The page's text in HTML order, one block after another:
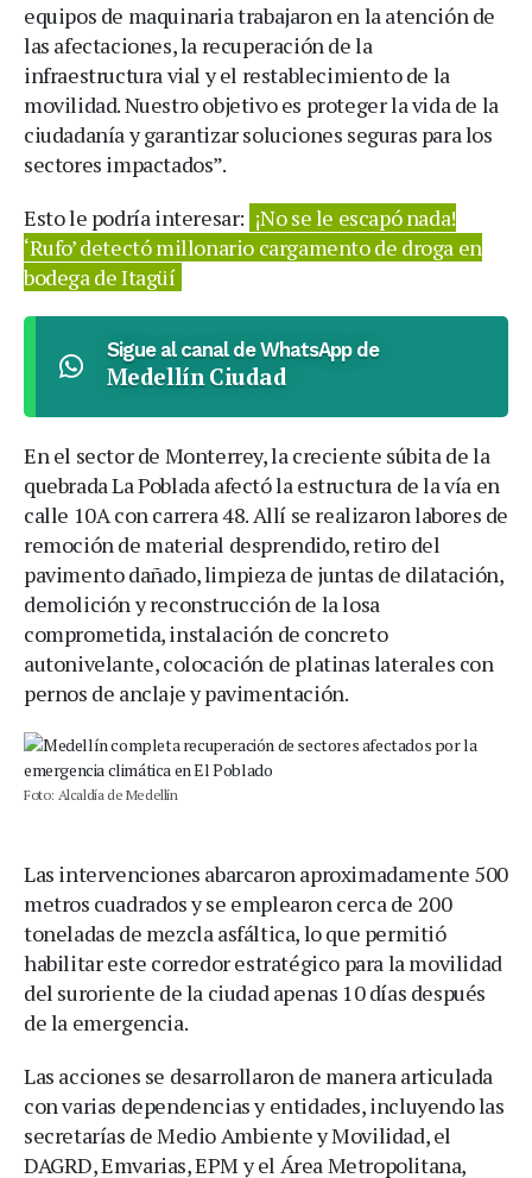
equipos de maquinaria trabajaron en la atención de
las afectaciones, la recuperación de la
infraestructura vial y el restablecimiento de la
movilidad. Nuestro objetivo es proteger la vida de la
ciudadanía y garantizar soluciones seguras para los
sectores impactados”.
Esto le podría interesar: ¡No se le escapó nada!
‘Rufo’ detectó millonario cargamento de droga en
bodega de Itagüí
Sigue al canal de WhatsApp de
Medellín Ciudad
En el sector de Monterrey, la creciente súbita de la
quebrada La Poblada afectó la estructura de la vía en
calle 10A con carrera 48. Allí se realizaron labores de
remoción de material desprendido, retiro del
pavimento dañado, limpieza de juntas de dilatación,
demolición y reconstrucción de la losa
comprometida, instalación de concreto
autonivelante, colocación de platinas laterales con
pernos de anclaje y pavimentación.
Foto: Alcaldía de Medellín
Las intervenciones abarcaron aproximadamente 500
metros cuadrados y se emplearon cerca de 200
toneladas de mezcla asfáltica, lo que permitió
habilitar este corredor estratégico para la movilidad
del suroriente de la ciudad apenas 10 días después
de la emergencia.
Las acciones se desarrollaron de manera articulada
con varias dependencias y entidades, incluyendo las
secretarías de Medio Ambiente y Movilidad, el
DAGRD, Emvarias, EPM y el Área Metropolitana,